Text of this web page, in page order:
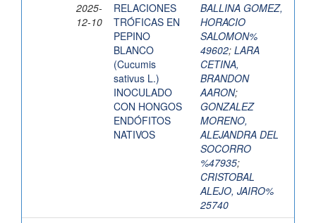
2025-
12-10
RELACIONES
TRÓFICAS EN
PEPINO
BLANCO
(Cucumis
sativus L.)
INOCULADO
CON HONGOS
ENDÓFITOS
NATIVOS
BALLINA GOMEZ,
HORACIO
SALOMON%
49602; LARA
CETINA,
BRANDON
AARON;
GONZALEZ
MORENO,
ALEJANDRA DEL
SOCORRO
%47935;
CRISTOBAL
ALEJO, JAIRO%
25740